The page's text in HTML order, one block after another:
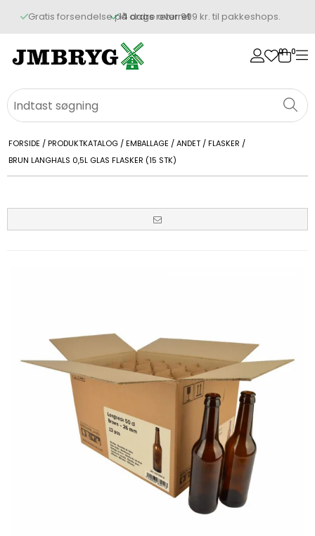
14 dags returret
0 0
FORSIDE / PRODUKTKATALOG /EMBALLAGE / ANDET /FLASKER /
BRUN LANGHALS 0,5L GLAS FLASKER (15 STK)